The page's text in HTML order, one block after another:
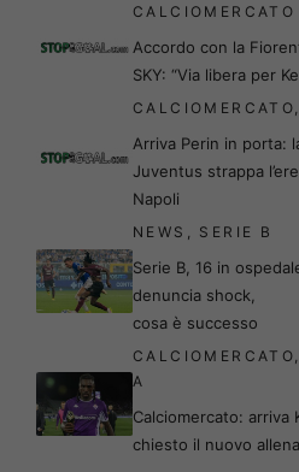
CALCIOMERCATO
Accordo con la
SKY: “Via libera per
CALCIOMERCATO
Arriva Perin in porta:
Juventus strappa
Napoli
NEWS SERIE B
Serie B, 16 in
denuncia shock,
cosa è successo
CALCIOMERCATO
A
Calciomercato: arriva
chiesto il nuovo